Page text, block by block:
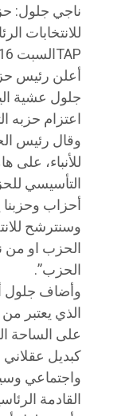
ناجي جلول:
للانتخابات
TAPالسبت 16 ديسمبر 2023 – 21:42
أعلن رئيس
اعتزام حزبه
وقال رئيس
للأنباء، على
التأسيسي
أحزاب
وسنترشح
الحزب او من
الحزب”.
وأضاف جلول
الذي يعتبر
على الساحة
كبديل
واجتماعي
القادمة